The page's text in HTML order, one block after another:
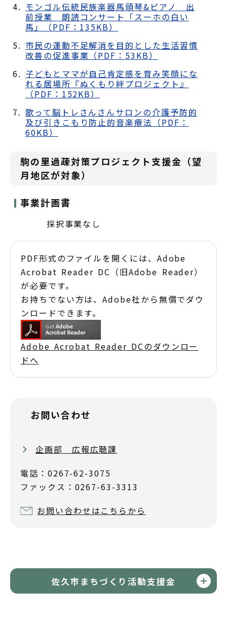
モンゴル伝統民族楽器馬頭琴&ピアノ 出
前授業 朗読コンサート「スーホの白い
馬」（PDF：135KB）
市民の運動不足解消を目的とした生活習慣
改善の促進事業（PDF：53KB）
子どもとママが自己肯定感を育み笑顔にな
れる居場所『ぬくもり絆プロジェクト』
（PDF：152KB）
歌って脳トレさんさんサロンの介護予防的
及び引きこもり防止的音楽療法（PDF：
60KB）
駒の里過疎対策プロジェクト支援金（望
月地区が対象）
事業計画書
採択事業なし
PDF形式のファイルを開くには、Adobe
Acrobat Reader DC（旧Adobe Reader）
が必要です。
お持ちでない方は、Adobe社から無償でダウ
ンロードできます。
Adobe Acrobat Reader DCのダウンロー
ドへ
お問い合わせ
企画部 広報広聴課
電話：0267-62-3075
ファックス：0267-63-3313
お問い合わせはこちらから
佐久市まちづくり活動支援金